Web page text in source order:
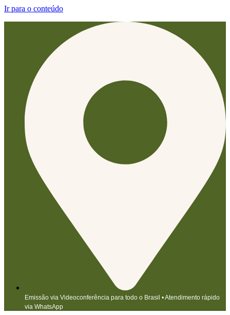
Ir para o conteúdo
Emissão via Videoconferência para todo o Brasil • Atendimento rápido
via WhatsApp